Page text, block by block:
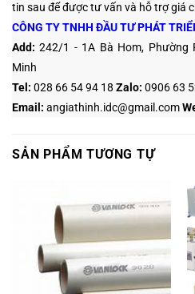
tin sau để được tư vấn và hỗ trợ giá
CÔNG TY TNHH ĐẦU TƯ PHÁT
Add:242/1 - 1A Bà Hom, Phường
Minh
Tel: 028 66 54 94 18 Zalo: 0906 63
Email: angiathinh.idc@gmail.com
SẢN PHẨM TƯƠNG TỰ